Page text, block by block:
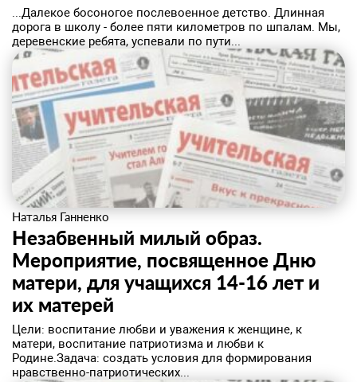
...Далекое босоногое послевоенное детство. Длинная
дорога в школу - более пяти километров по шпалам. Мы,
деревенские ребята, успевали по пути...
Наталья Ганненко
Незабвенный милый образ.
Мероприятие, посвященное Дню
матери, для учащихся 14-16 лет и
их матерей
Цели: воспитание любви и уважения к женщине, к
матери, воспитание патриотизма и любви к
Родине.Задача: создать условия для формирования
нравственно-патриотических...